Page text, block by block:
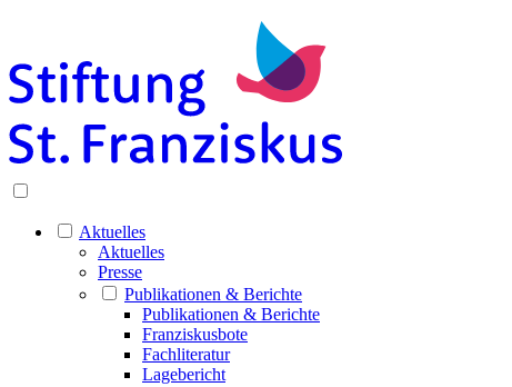
Aktuelles
Aktuelles
Presse
Publikationen & Berichte
Publikationen & Berichte
Franziskusbote
Fachliteratur
Lagebericht